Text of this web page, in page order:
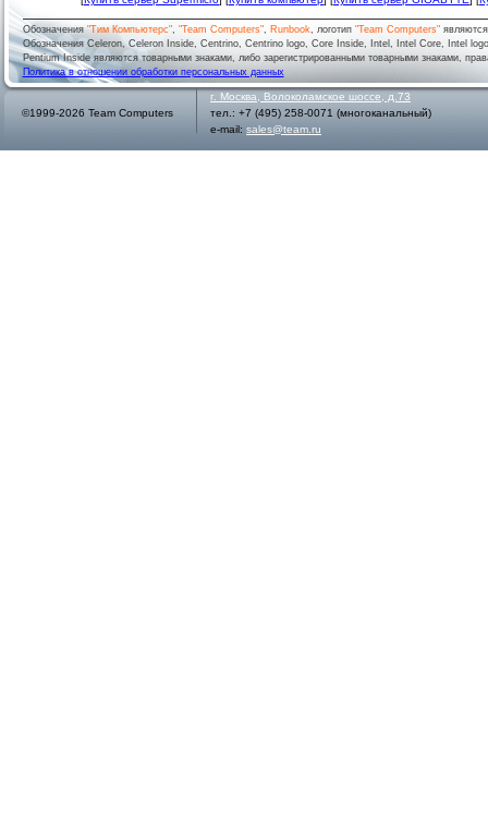
Обозначения"Тим Компьютерс", "Team Computers", Runbook, логотип "Team Computers"
Обозначения Celeron, Celeron Inside, Centrino, Centrino logo, Core Inside, Intel, Intel Core, Intel
Pentium Inside являются товарными знаками, либо зарегистрированными товарными знаками,
Политика в отношении обработки персональных данных
©1999-2026 Team Computers
г. Москва
Волоколамское шоссе, д.73
тел.: +7 (495) 258-0071 (многоканальный)
e-mail: sales@team.ru